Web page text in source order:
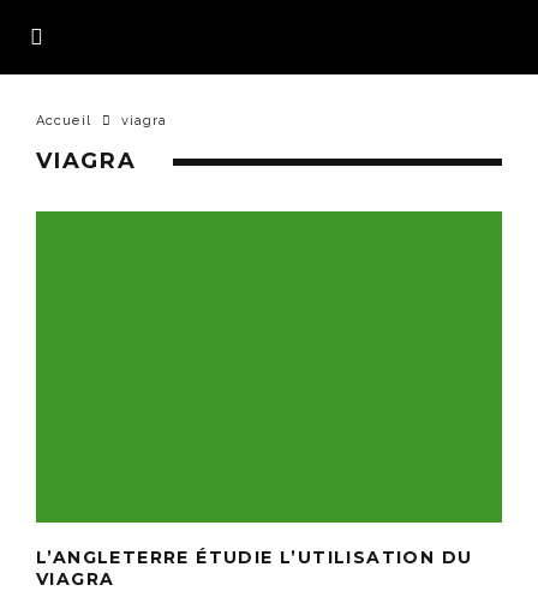
Accueil viagra
VIAGRA
L’ANGLETERRE ÉTUDIE L’UTILISATION DU
VIAGRA